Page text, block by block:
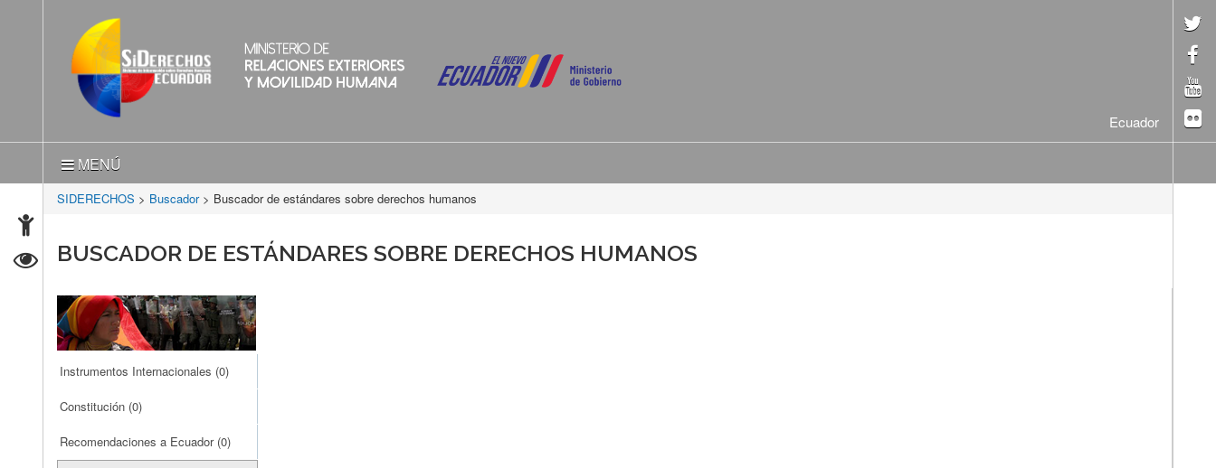
Ecuador
MENÚ
SIDERECHOS > Buscador > Buscador de estándares sobre derechos humanos
BUSCADOR DE ESTÁNDARES SOBRE DERECHOS HUMANOS
Instrumentos Internacionales (0)
Constitución (0)
Recomendaciones a Ecuador (0)